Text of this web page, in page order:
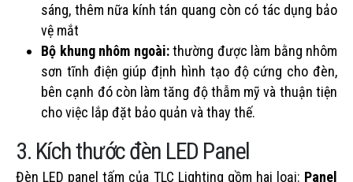
sáng, thêm nữa kính tán quang còn có tác dụng bảo
vệ mắt
Bộ khung nhôm ngoài:thường được làm bằng nhôm
sơn tĩnh điện giúp định hình tạo độ cứng cho đèn,
bên cạnh đó còn làm tăng độ thẫm mỹ và thuận tiện
cho việc lắp đặt bảo quản và thay thế.
3. Kích thước đèn LED Panel
Đèn LED panel tấm của TLC Lighting gồm hai loại: Panel